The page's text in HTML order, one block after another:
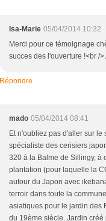
Isa-Marie 05/04/2014 10:32
Merci pour ce témoignage
succes des l'ouverture !<br /
Répondre
mado 05/04/2014 08:41
Et n'oubliez pas d'aller sur
spécialiste des cerisiers
320 à la Balme de Sillingy, à
plantation (pour laquelle la
autour du Japon avec
terroir dans toute la
asiatiques pour le jardin des
du 19ème siècle. Jardin